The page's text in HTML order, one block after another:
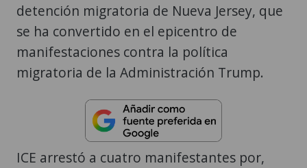
detención migratoria de Nueva Jersey, que
se ha convertido en el epicentro de
manifestaciones contra la política
migratoria de la Administración Trump.
ICE arrestó a cuatro manifestantes por,